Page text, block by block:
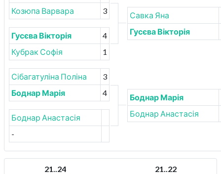
Козюпа Варвара
3
Гусєва Вікторія
4
Кубрак Софія
1
Сібагатуліна Поліна
3
Боднар Марія
4
Боднар Анастасія
-
Савка Яна
Гусєва Вікторія
Боднар Марія
Боднар Анастасія
21..24 21..22